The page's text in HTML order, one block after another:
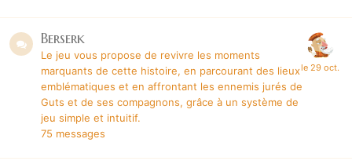
Berserk
Le jeu vous propose de revivre les moments
marquants de cette histoire, en parcourant des lieux
emblématiques et en affrontant les ennemis jurés de
Guts et de ses compagnons, grâce à un système de
jeu simple et intuitif.
75 messages